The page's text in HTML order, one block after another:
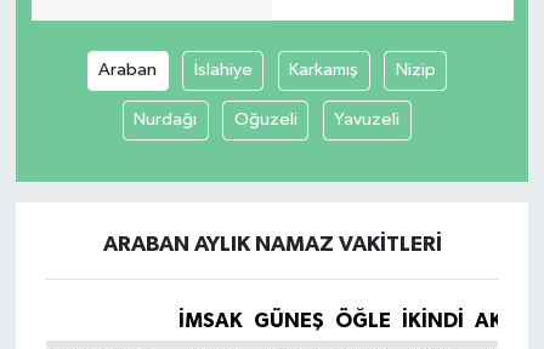
Araban İslahiye Karkamış Nizip
Nurdağı Oğuzeli Yavuzeli
ARABAN AYLIK NAMAZ VAKITLERI
İMSAK GÜNEŞ ÖĞLE İKINDI